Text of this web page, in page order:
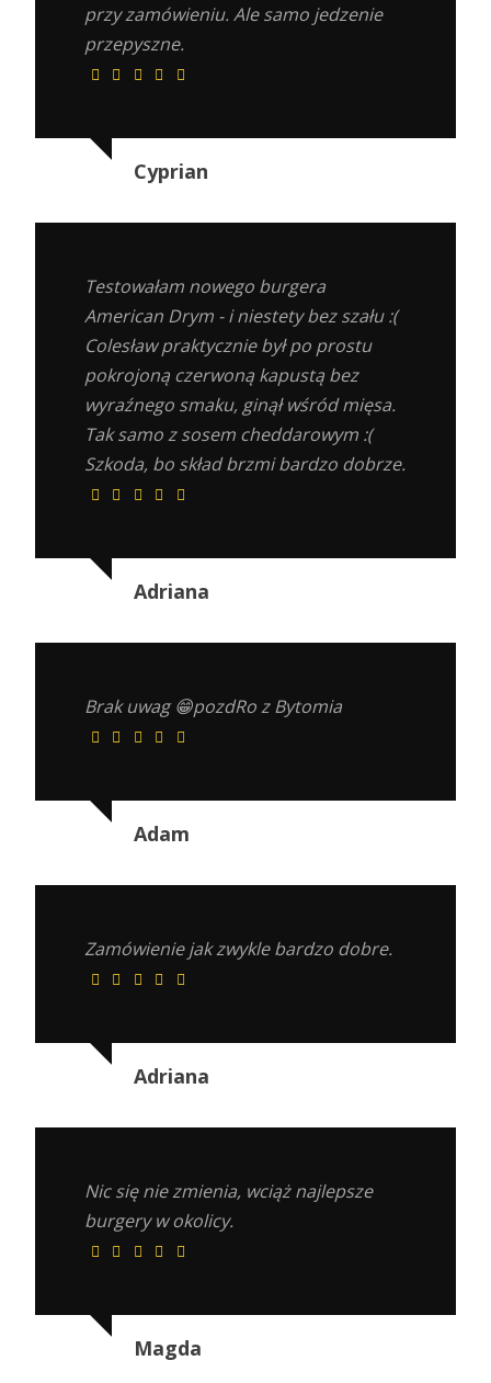
przy zamówieniu. Ale samo jedzenie
przepyszne.
Cyprian
Testowałam nowego burgera
American Drym - i niestety bez szału :(
Colesław praktycznie był po prostu
pokrojoną czerwoną kapustą bez
wyraźnego smaku, ginął wśród mięsa.
Tak samo z sosem cheddarowym :(
Szkoda, bo skład brzmi bardzo dobrze.
Adriana
Brak uwag 😁pozdRo z Bytomia
Adam
Zamówienie jak zwykle bardzo dobre.
Adriana
Nic się nie zmienia, wciąż najlepsze
burgery w okolicy.
Magda